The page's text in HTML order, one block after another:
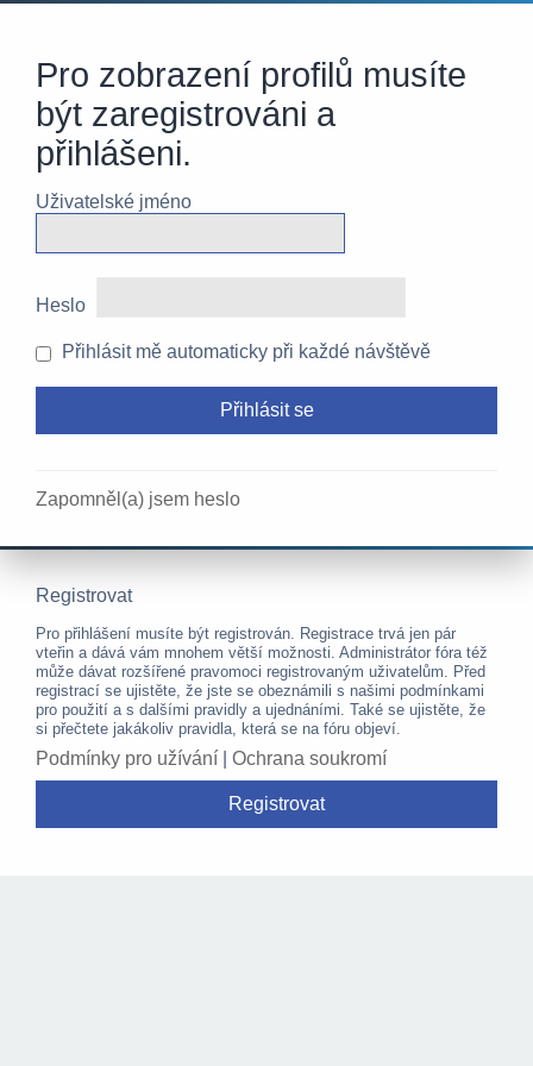
Pro zobrazení profilů musíte
být zaregistrováni a
přihlášeni.
Uživatelské jméno
Heslo
Přihlásit mě automaticky při každé návštěvě
Zapomněl(a) jsem heslo
Registrovat
Pro přihlášení musíte být registrován. Registrace trvá jen pár
vteřin a dává vám mnohem větší možnosti. Administrátor fóra též
může dávat rozšířené pravomoci registrovaným uživatelům. Před
registrací se ujistěte, že jste se obeznámili s našimi podmínkami
pro použití a s dalšími pravidly a ujednáními. Také se ujistěte, že
si přečtete jakákoliv pravidla, která se na fóru objeví.
Podmínky pro užívání Ochrana soukromí
Registrovat